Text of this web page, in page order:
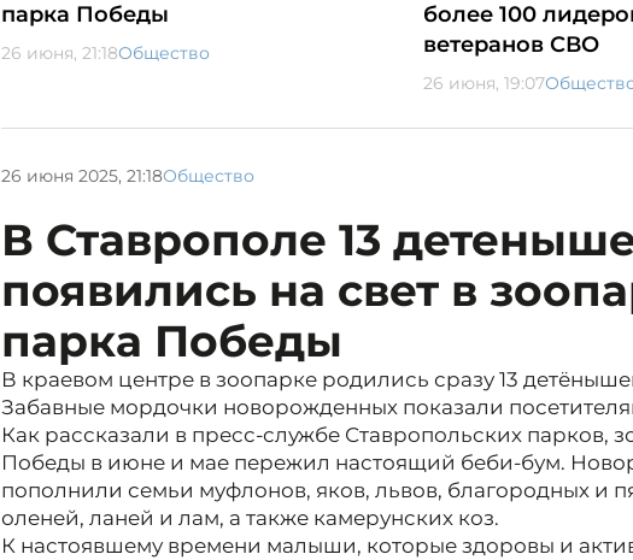
парка Победы
26 июня, 21:18Общество
более 100
ветеранов СВО
26 июня, 19:07
26 июня 2025, 21:18Общество
В Ставрополе 13
появились на свет в
парка Победы
В краевом центре в зоопарке родились сразу 13
Забавные мордочки новорожденных показали
Как рассказали в пресс-службе Ставропольских парков,
Победы в июне и мае пережил настоящий беби-бум.
пополнили семьи муфлонов, яков, львов, благородных и
оленей, ланей и лам, а также камерунских коз.
К настоявшему времени малыши, которые здоровы и